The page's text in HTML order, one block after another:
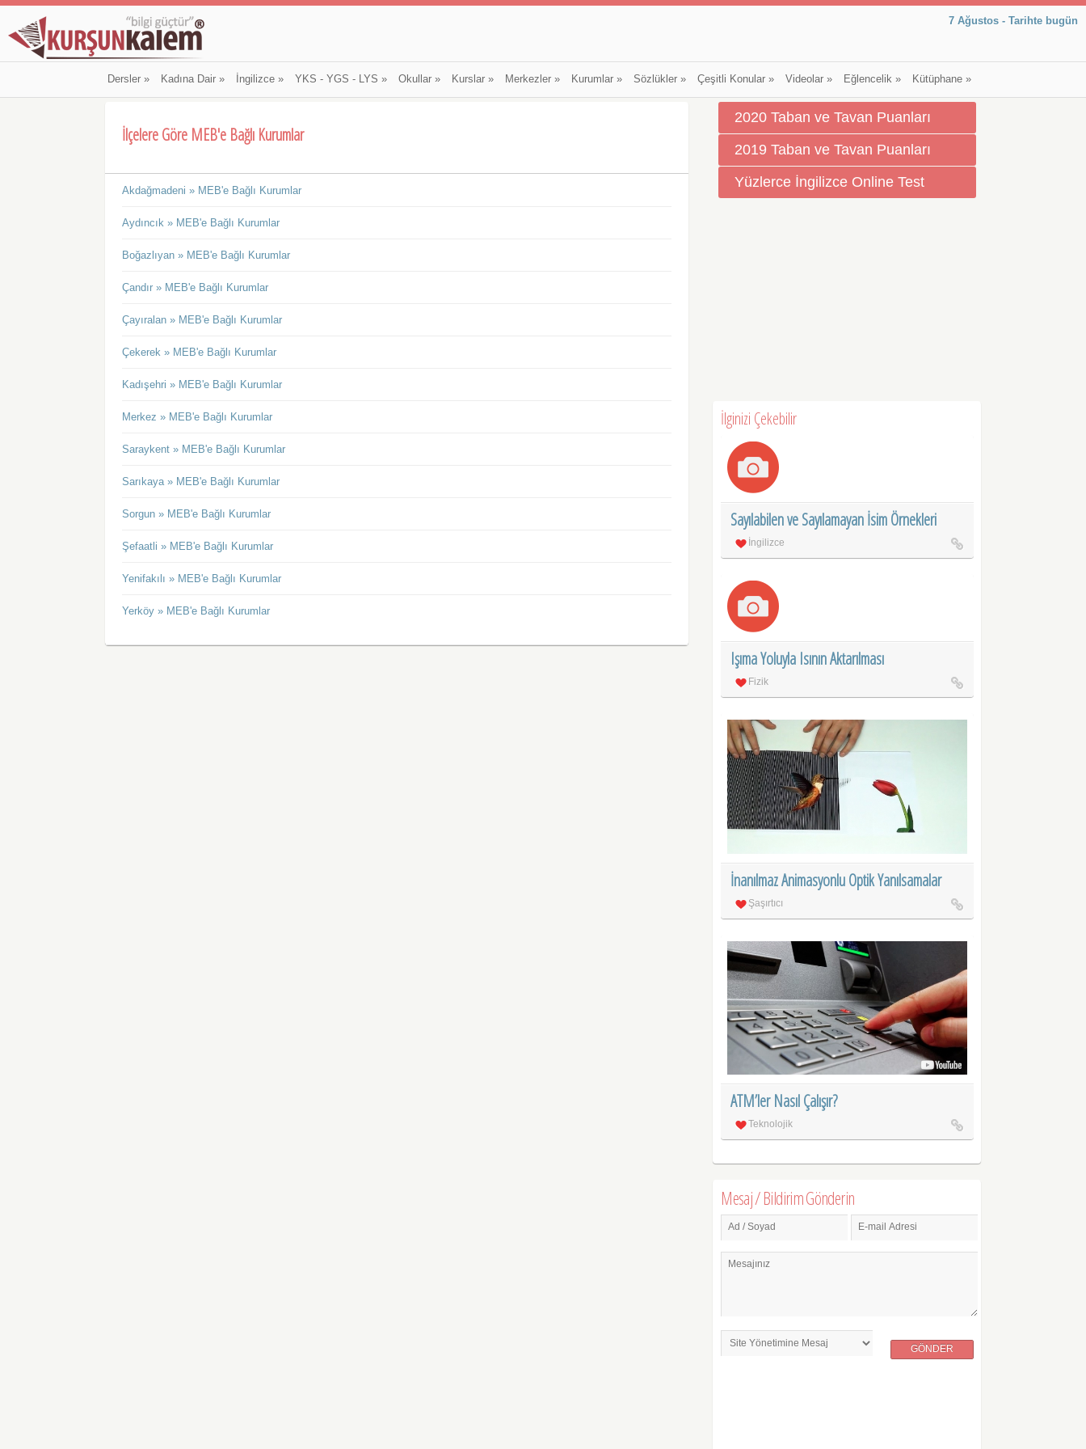
7 Ağustos - Tarihte bugün
Dersler» Kadına Dair» İngilizce» YKS - YGS - LYS » Okullar» Kurslar» Merkezler» Kurumlar» Sözlükler» Çeşitli Konular» Videolar» Eğlencelik» Kütüphane»
İlçelere Göre MEB'e Bağlı Kurumlar
Akdağmadeni » MEB'e Bağlı Kurumlar
Aydıncık » MEB'e Bağlı Kurumlar
Boğazlıyan » MEB'e Bağlı Kurumlar
Çandır » MEB'e Bağlı Kurumlar
Çayıralan » MEB'e Bağlı Kurumlar
Çekerek » MEB'e Bağlı Kurumlar
Kadışehri » MEB'e Bağlı Kurumlar
Merkez » MEB'e Bağlı Kurumlar
Saraykent » MEB'e Bağlı Kurumlar
Sarıkaya » MEB'e Bağlı Kurumlar
Sorgun » MEB'e Bağlı Kurumlar
Şefaatli » MEB'e Bağlı Kurumlar
Yenifakılı » MEB'e Bağlı Kurumlar
Yerköy » MEB'e Bağlı Kurumlar
2020 Taban ve Tavan Puanları
2019 Taban ve Tavan Puanları
Yüzlerce İngilizce Online Test
İlginizi Çekebilir
Sayılabilen ve Sayılamayan İsim Örnekleri
İngilizce
Işıma Yoluyla Isının Aktarılması
Fizik
İnanılmaz Animasyonlu Optik Yanılsamalar
Şaşırtıcı
ATM’ler Nasıl Çalışır?
Teknolojik
Mesaj / Bildirim Gönderin
Ad / Soyad E-mail Adresi
Mesajınız
GÖNDER